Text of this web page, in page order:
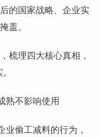
的国家战略、企业实
盖。
梳理四大核心真相，
熟不影响使用
业偷工减料的行为，